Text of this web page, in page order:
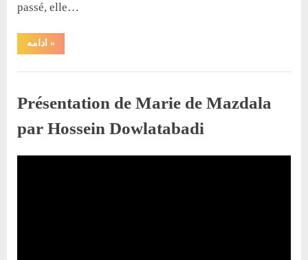
passé, elle…
ادامه “Il
Ankara”
»
,
Présentation de Marie de Mazdala
par Hossein Dowlatabadi
Posted
18 août 2023
By
حسین دولت‌آبادی